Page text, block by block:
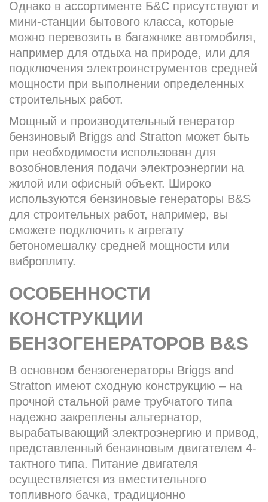
Однако в ассортименте Б&С присутствуют и
мини-станции бытового класса, которые
можно перевозить в багажнике автомобиля,
например для отдыха на природе, или для
подключения электроинструментов средней
мощности при выполнении определенных
строительных работ.
Мощный и производительный генератор
бензиновый Briggs and Stratton может быть
при необходимости использован для
возобновления подачи электроэнергии на
жилой или офисный объект. Широко
используются бензиновые генераторы B&S
для строительных работ, например, вы
сможете подключить к агрегату
бетономешалку средней мощности или
виброплиту.
ОСОБЕННОСТИ
КОНСТРУКЦИИ
БЕНЗОГЕНЕРАТОРОВ B&S
В основном бензoгенераторы Briggs and
Stratton имеют сходную конструкцию – на
прочной стальной раме трубчатого типа
надежно закреплены альтернатор,
вырабатывающий электроэнергию и привод,
представленный бензиновым двигателем 4-
тактного типа. Питание двигателя
осуществляется из вместительного
топливного бачка, традиционно